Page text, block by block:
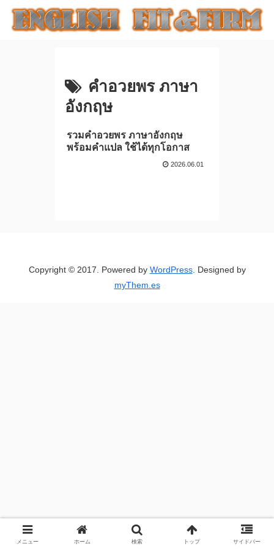
คําอวยพร ภาษา
อังกฤษ
รวมคําอวยพร ภาษาอังกฤษ
พร้อมคำแปล ใช้ได้ทุกโอกาส
2026.06.01
Copyright © 2017. Powered by WordPress. Designed by
myThem.es
メニュー ホーム 検索 トップ サイドバー